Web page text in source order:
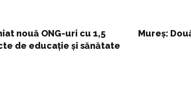
nouă ONG-uri cu 1,5
de educaţie şi sănătate
Mureș: